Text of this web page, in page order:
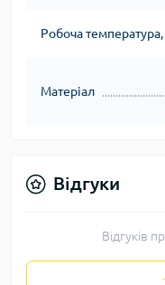
Робоча температура,
Матеріал
Відгуки
Відгуків